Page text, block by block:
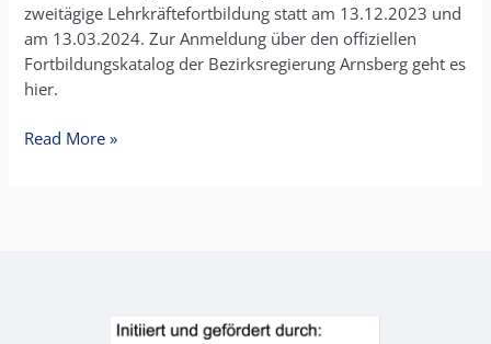
zweitägige Lehrkräftefortbildung statt am 13.12.2023 und
am 13.03.2024. Zur Anmeldung über den offiziellen
Fortbildungskatalog der Bezirksregierung Arnsberg geht es
hier.
Read More »